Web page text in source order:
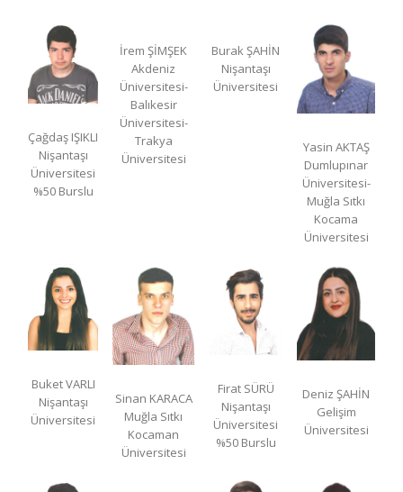
Çağdaş IŞIKLI
Nişantaşı
Üniversitesi
%50 Burslu
İrem ŞİMŞEK
Akdeniz
Üniversitesi-
Balıkesir
Üniversitesi-
Trakya
Üniversitesi
Burak ŞAHİN
Nişantaşı
Üniversitesi
Yasin AKTAŞ
Dumlupınar
Üniversitesi-
Muğla Sıtkı
Kocama
Üniversitesi
Buket VARLI
Nişantaşı
Üniversitesi
Sinan KARACA
Muğla Sıtkı
Kocaman
Üniversitesi
Firat SÜRÜ
Nişantaşı
Üniversitesi
%50 Burslu
Deniz ŞAHİN
Gelişim
Üniversitesi